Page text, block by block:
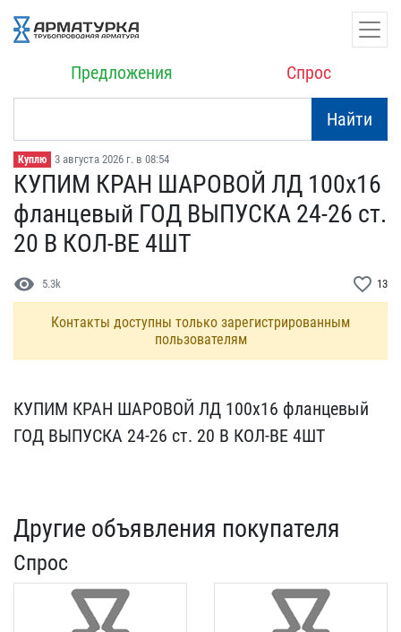
Предложения Спрос
Найти
Куплю 3 августа 2026 г. в 08:54
КУПИМ КРАН ШАРОВОЙ ЛД ​100х16
фланцевый ГОД В​ЫПУСКА 24-26 ст.
20 В КО​Л-ВЕ 4ШТ
visibility 5.3k favorite_border 13
Контакты доступны только зарегистрированным
пользователям
КУПИМ КРАН ШАРОВОЙ ЛД ​100х16 фланцевый
ГОД В​ЫПУСКА 24-26 ст. 20 В КО​Л-ВЕ 4ШТ
Другие объявления покупателя
Спрос